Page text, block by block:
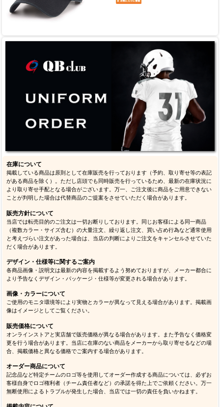
在庫について
掲載している商品は原則として在庫販売を行っております（予約、取り寄せ等の表記
がある商品を除く）。ただし店頭でも同時販売を行っているため、最新の在庫状況に
より取り寄せ手配となる場合がございます。万一、ご注文後に商品をご用意できない
ことが判明した場合は代替商品のご提案をさせていただく場合があります。
販売方針について
当店では転売目的のご注文は一切お断りしております。同じお客様による同一商品
（複数カラー・サイズ含む）の大量注文、繰り返し注文、買い占め行為など通常使用
と考えづらい注文があった場合は、当店の判断によりご注文をキャンセルさせていた
だく場合があります。
デザイン・仕様等に関するご案内
各商品画像・説明文は最新の内容を掲載するよう努めておりますが、メーカー都合に
より予告なくデザイン・パッケージ・仕様等が変更される場合があります。
画像・カラーについて
ご使用のモニタ環境等により実物とカラーが異なって見える場合があります。掲載画
像はイメージとしてご覧ください。
販売価格について
オンラインストアと実店舗で販売価格が異なる場合があります。また予告なく価格変
更を行う場合があります。当店に在庫のない商品をメーカーから取り寄せるなどの場
合、掲載価格と異なる価格でご案内する場合があります。
オーダー商品について
記念品など特定チームのロゴ等を使用してオーダー作成する商品については、必ずお
客様自身でロゴ権利者（チーム責任者など）の承諾を得た上でご依頼ください。万一
無断使用によるトラブルが発生した場合、当店では一切の責任を負いかねます。